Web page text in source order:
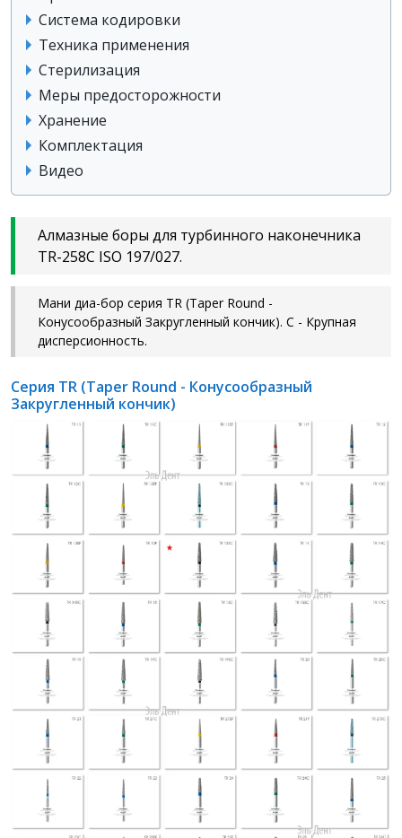
Система кодировки
Техника применения
Стерилизация
Меры предосторожности
Хранение
Комплектация
Видео
Алмазные боры для турбинного наконечника
TR-258C ISO 197/027.
Мани диа-бор серия TR (Taper Round -
Конусообразный Закругленный кончик). C - Крупная
дисперсионность.
Серия TR (Taper Round - Конусообразный
Закругленный кончик)